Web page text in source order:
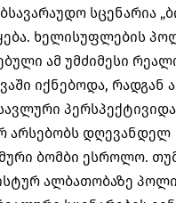
სცენარია
ხელისუფლების
ამ უმძიმესი
იქნებოდა, რადგან
არსებობს დღევანდელ
ბომბი ესროლო.
ალბათობაზე